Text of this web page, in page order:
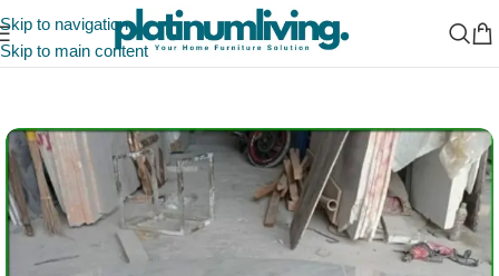
Skip to navigation
Skip to main content
Beranda/Ruang Makan